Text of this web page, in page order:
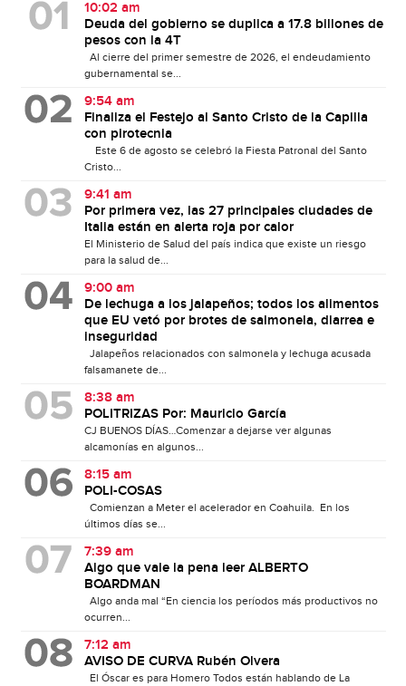
10:02 am
Deuda del gobierno se duplica a 17.8 billones de
pesos con la 4T
Al cierre del primer semestre de 2026, el endeudamiento
gubernamental se...
9:54 am
Finaliza el Festejo al Santo Cristo de la Capilla
con pirotecnia
Este 6 de agosto se celebró la Fiesta Patronal del Santo
Cristo...
9:41 am
Por primera vez, las 27 principales ciudades de
Italia están en alerta roja por calor
El Ministerio de Salud del país indica que existe un riesgo
para la salud de...
9:00 am
De lechuga a los jalapeños; todos los alimentos
que EU vetó por brotes de salmonela, diarrea e
inseguridad
Jalapeños relacionados con salmonela y lechuga acusada
falsamanete de...
8:38 am
POLITRIZAS Por: Mauricio García
CJ BUENOS DÍAS…Comenzar a dejarse ver algunas
alcamonías en algunos...
8:15 am
POLI-COSAS
Comienzan a Meter el acelerador en Coahuila. En los
últimos días se...
7:39 am
Algo que vale la pena leer ALBERTO
BOARDMAN
Algo anda mal “En ciencia los períodos más productivos no
ocurren...
7:12 am
AVISO DE CURVA Rubén Olvera
El Óscar es para Homero Todos están hablando de La